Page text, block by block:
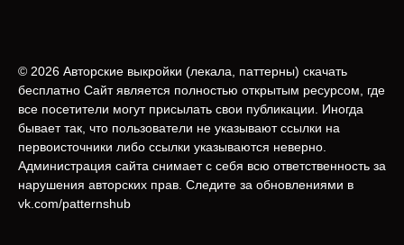
© 2026 Авторские выкройки (лeкала, паттерны) скачать
бесплатно Сайт является полностью открытым ресурсом, где
все посетители могут присылать свои публикации. Иногда
бывает так, что пользователи не указывают ссылки на
первоисточники либо ссылки указываются неверно.
Администрация сайта снимает с себя всю ответственность за
нарушения авторских прав. Следите за обновлениями в
vk.com/patternshub